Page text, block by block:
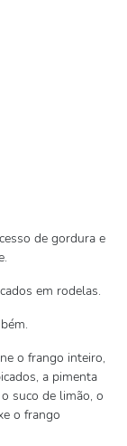
de gordura e
em rodelas.
o frango inteiro,
a pimenta
suco de limão, o
o frango